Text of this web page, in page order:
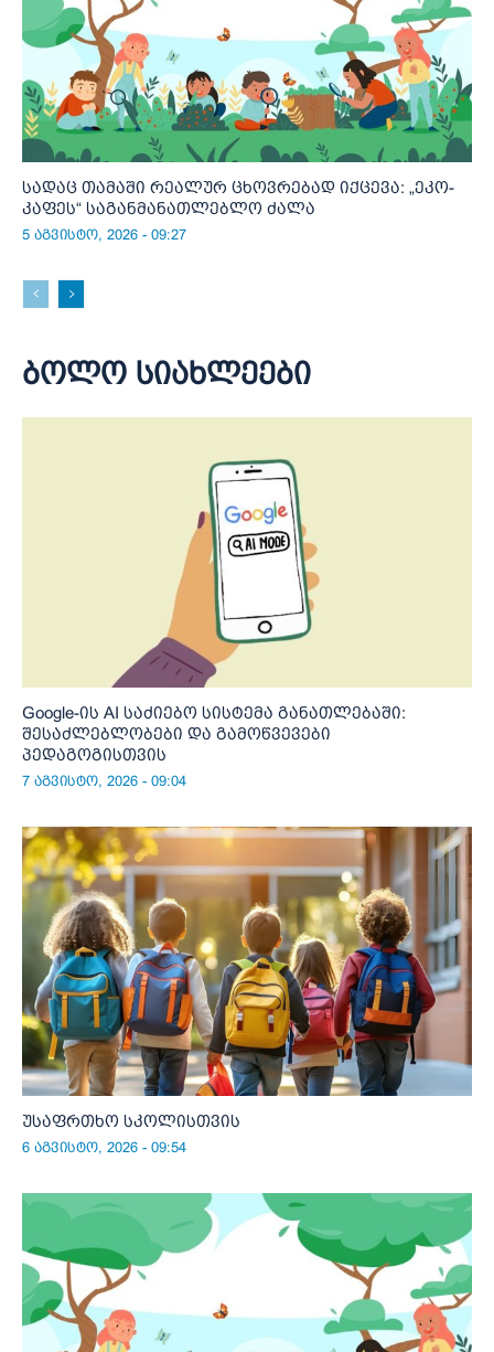
სადაც თამაში რეალურ ცხოვრებად იქცევა: „ეკო-
კაფეს“ საგანმანათლებლო ძალა
5 აგვისტო, 2026 - 09:27
ბოლო სიახლეები
Google-ის AI საძიებო სისტემა განათლებაში:
შესაძლებლობები და გამოწვევები
პედაგოგისთვის
7 აგვისტო, 2026 - 09:04
უსაფრთხო სკოლისთვის
6 აგვისტო, 2026 - 09:54